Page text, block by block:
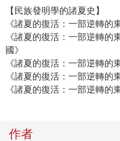
【民族發明學的諸夏史】
《諸夏的復活：一部逆轉
《諸夏的復活：一部逆轉
國》
《諸夏的復活：一部逆轉
《諸夏的復活：一部逆轉
《諸夏的復活：一部逆轉
作者